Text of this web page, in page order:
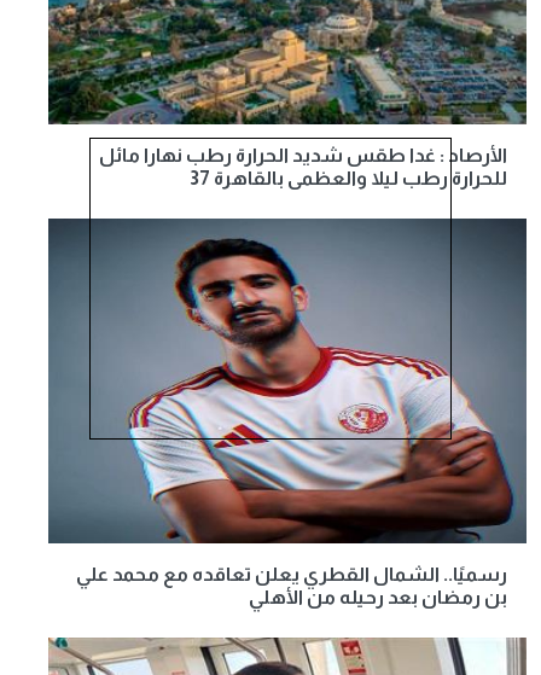
الأرصاد : غدا طقس شديد الحرارة رطب نهارا مائل
للحرارة رطب ليلا والعظمى بالقاهرة 37
رسميًا.. الشمال القطري يعلن تعاقده مع محمد علي
بن رمضان بعد رحيله من الأهلي